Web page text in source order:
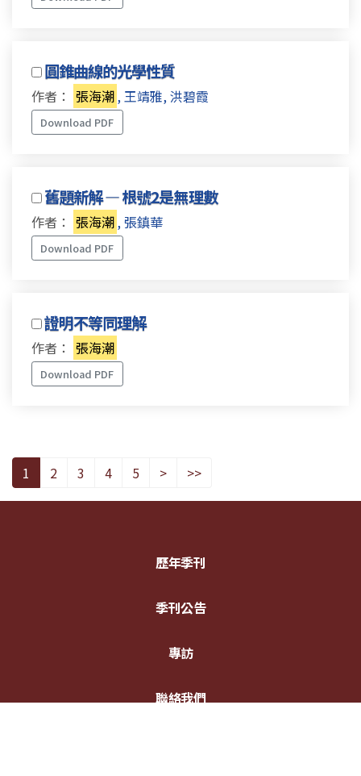
圓錐曲線的光學性質
作者： 張海潮, 王靖雅, 洪碧霞
Download PDF
舊題新解 — 根號2是無理數
作者： 張海潮, 張鎮華
Download PDF
證明不等同理解
作者： 張海潮
Download PDF
1 2 3 4 5 > >>
歷年季刊
季刊公告
專訪
聯絡我們